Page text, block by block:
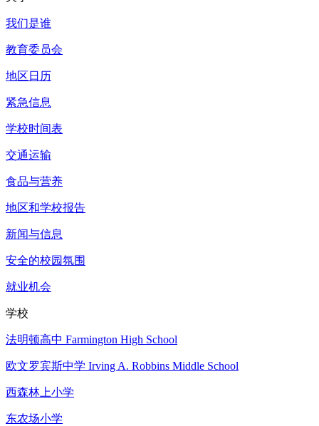
我们是谁
教育委员会
地区日历
紧急信息
学校时间表
交通运输
食品与营养
地区和学校报告
新闻与信息
安全的校园氛围
就业机会
学校
法明顿高中 Farmington High School
欧文罗宾斯中学 Irving A. Robbins Middle School
西森林上小学
东农场小学